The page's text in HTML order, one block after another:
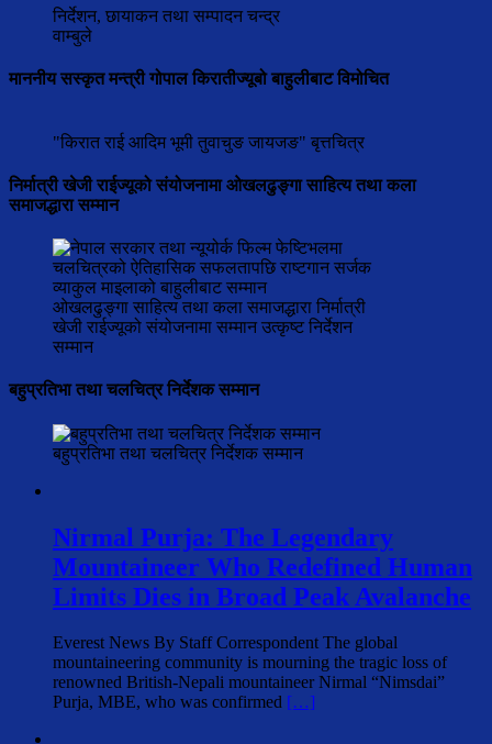
निर्देशन, छायाकन तथा सम्पादन चन्द्र
वाम्बुले
माननीय सस्कृत मन्त्री गोपाल किरातीज्यूबो बाहुलीबाट विमोचित
"किरात राई आदिम भूमी तुवाचुङ जायजङ" बृत्तचित्र
निर्मात्री खेजी राईज्यूको संयोजनामा ओखलढुङ्गा साहित्य तथा कला
समाजद्धारा सम्मान
ओखलढुङ्गा साहित्य तथा कला समाजद्धारा निर्मात्री
खेजी राईज्यूको संयोजनामा सम्मान उत्कृष्ट निर्देशन
सम्मान
बहुप्रतिभा तथा चलचित्र निर्देशक सम्मान
बहुप्रतिभा तथा चलचित्र निर्देशक सम्मान
Nirmal Purja: The Legendary
Mountaineer Who Redefined Human
Limits Dies in Broad Peak Avalanche
Everest News By Staff Correspondent The global
mountaineering community is mourning the tragic loss of
renowned British-Nepali mountaineer Nirmal “Nimsdai”
Purja, MBE, who was confirmed […]